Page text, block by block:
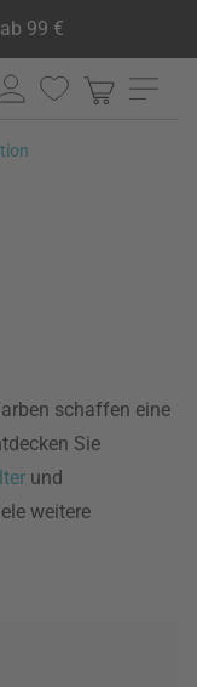
99 €
schaffen eine
Sie
und
weitere